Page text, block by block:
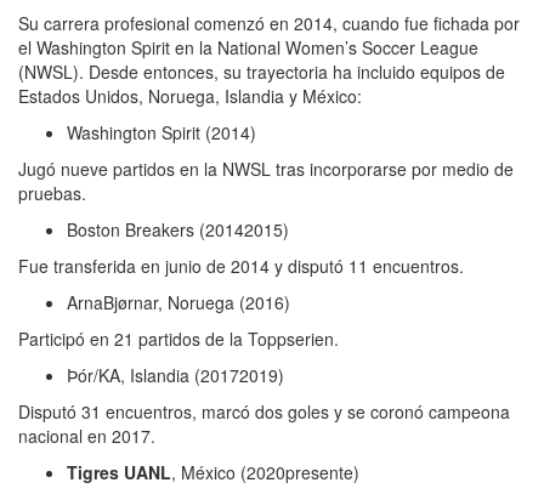
Su carrera profesional comenzó en 2014, cuando fue fichada por
el Washington Spirit en la National Women’s Soccer League
(NWSL). Desde entonces, su trayectoria ha incluido equipos de
Estados Unidos, Noruega, Islandia y México:
Washington Spirit (2014)
Jugó nueve partidos en la NWSL tras incorporarse por medio de
pruebas.
Boston Breakers (20142015)
Fue transferida en junio de 2014 y disputó 11 encuentros.
ArnaBjørnar, Noruega (2016)
Participó en 21 partidos de la Toppserien.
Þór/KA, Islandia (20172019)
Disputó 31 encuentros, marcó dos goles y se coronó campeona
nacional en 2017.
Tigres UANL, México (2020presente)